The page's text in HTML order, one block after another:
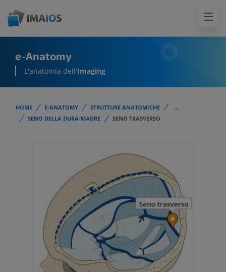
e-Anatomy
L'anatomia dell'Imaging
HOME E-ANATOMY STRUTTURE ANATOMICHE
...
SENO DELLA DURA-MADRE
SENO TRASVERSO